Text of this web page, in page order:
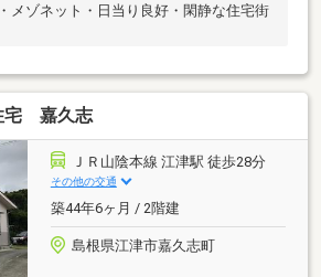
メゾネット・日当り良好・閑静な住宅街
宅 嘉久志
ＪＲ山陰本線 江津駅 徒歩28分
その他の交通
築44年6ヶ月 / 2階建
島根県江津市嘉久志町